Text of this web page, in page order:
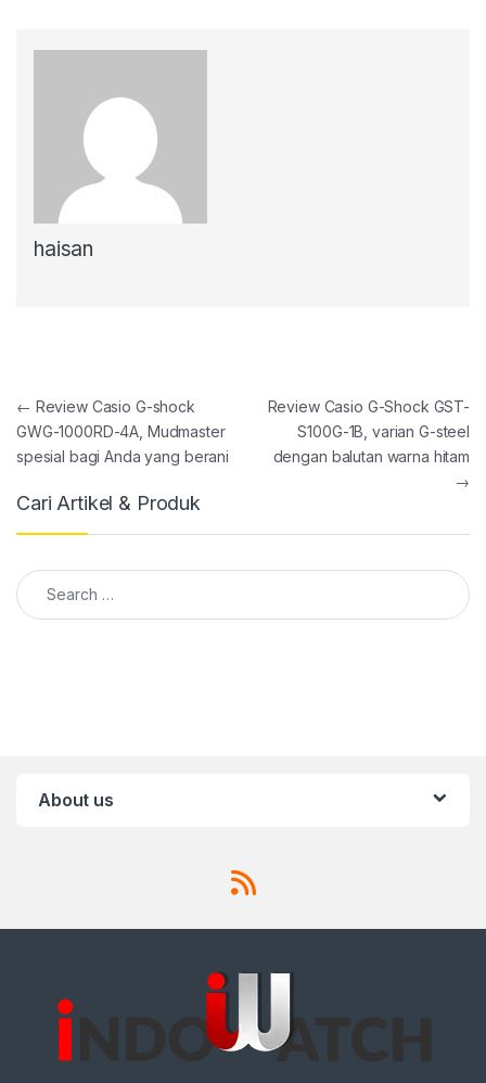
haisan
Post navigation
← Review Casio G-shock
GWG-1000RD-4A, Mudmaster
spesial bagi Anda yang berani
Review Casio G-Shock GST-
S100G-1B, varian G-steel
dengan balutan warna hitam
→
Cari Artikel & Produk
Search for:
About us